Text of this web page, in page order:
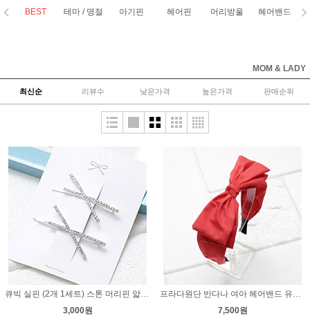
BEST 테마 / 명절 아기핀 헤어핀 머리방울 헤어밴드
MOM & LADY
최신순 리뷰수 낮은가격 높은가격 판매순위
큐빅 실핀 (2개 1세트) 스톤 머리핀 얇은 일자 헤어핀
3,000원
프라다원단 반다나 여아 헤어밴드 유아 머리띠 아동 바스락 밴드
7,500원